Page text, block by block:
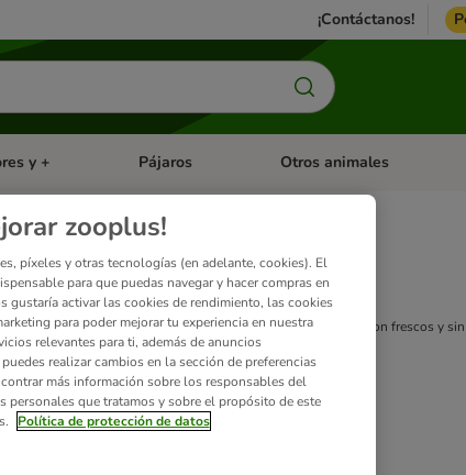
¡Contáctanos!
categoria abierto: Antiparasitarios
y + Menú de categoria abierto: Roedores y +
Pájaros Menú de categoria abierto:
Otros animales
a la especie de su perro. Todos los productos DIBO son frescos y
zooplus!
píxeles y otras tecnologías (en adelante, cookies). El
para que puedas navegar y hacer compras en
gustaría activar las cookies de rendimiento, las cookies
para poder mejorar tu experiencia en nuestra
relevantes para ti, además de anuncios
realizar cambios en la sección de preferencias
más información sobre los responsables del
que tratamos y sobre el propósito de este
Política de protección de datos